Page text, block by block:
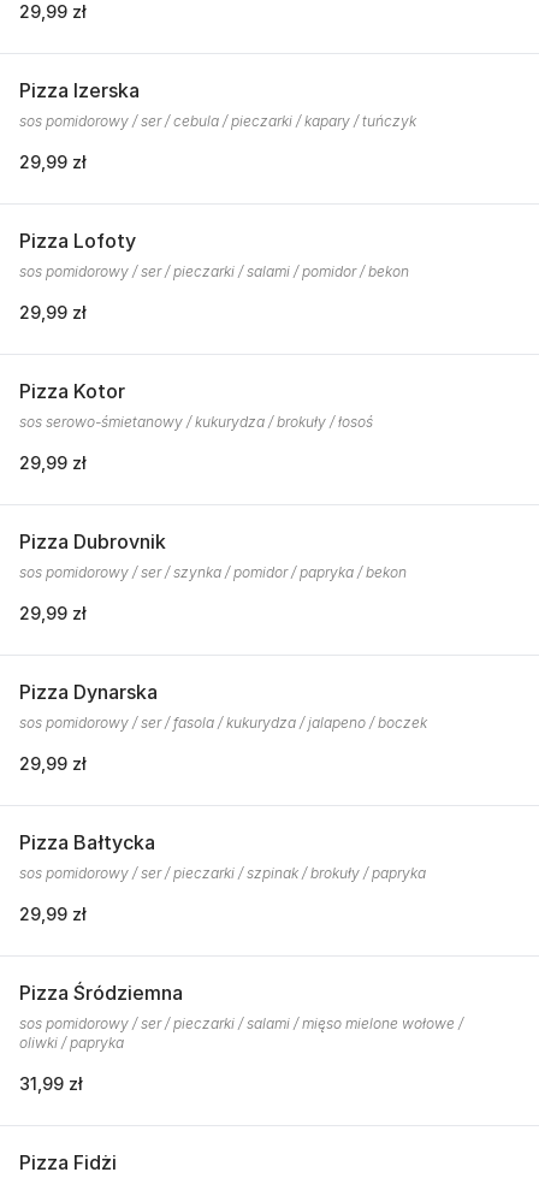
29,99 zł
Pizza Izerska
sos pomidorowy / ser / cebula / pieczarki / kapary / tuńczyk
29,99 zł
Pizza Lofoty
sos pomidorowy / ser / pieczarki / salami / pomidor / bekon
29,99 zł
Pizza Kotor
sos serowo-śmietanowy / kukurydza / brokuły / łosoś
29,99 zł
Pizza Dubrovnik
sos pomidorowy / ser / szynka / pomidor / papryka / bekon
29,99 zł
Pizza Dynarska
sos pomidorowy / ser / fasola / kukurydza / jalapeno / boczek
29,99 zł
Pizza Bałtycka
sos pomidorowy / ser / pieczarki / szpinak / brokuły / papryka
29,99 zł
Pizza Śródziemna
sos pomidorowy / ser / pieczarki / salami / mięso mielone wołowe /
oliwki / papryka
31,99 zł
Pizza Fidżi